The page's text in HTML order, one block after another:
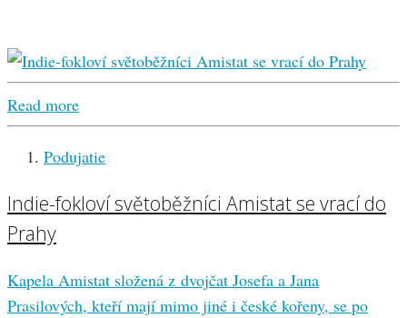
Read more
Podujatie
Indie-fokloví světoběžníci Amistat se vrací do
Prahy
Kapela Amistat složená z dvojčat Josefa a Jana
Prasilových, kteří mají mimo jiné i české kořeny, se po